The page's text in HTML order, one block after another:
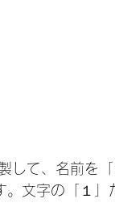
して、名前を
文字の「１